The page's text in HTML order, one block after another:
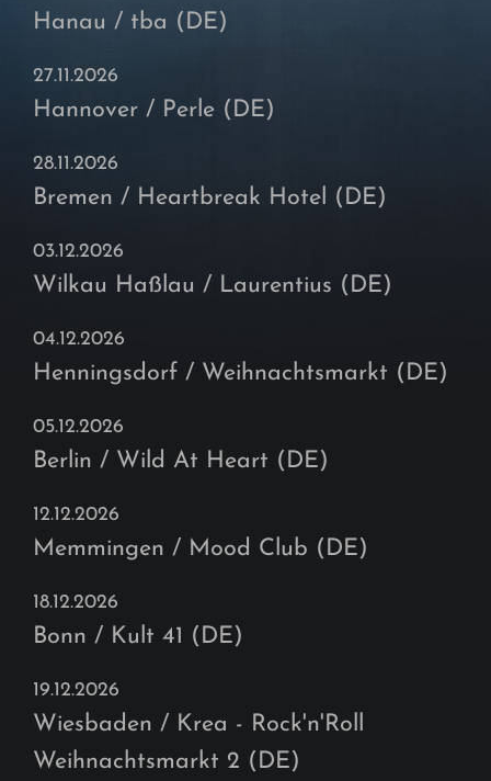
Hanau / tba (DE)
27.11.2026
Hannover / Perle (DE)
28.11.2026
Bremen / Heartbreak Hotel (DE)
03.12.2026
Wilkau Haßlau / Laurentius (DE)
04.12.2026
Henningsdorf / Weihnachtsmarkt (DE)
05.12.2026
Berlin / Wild At Heart (DE)
12.12.2026
Memmingen / Mood Club (DE)
18.12.2026
Bonn / Kult 41 (DE)
19.12.2026
Wiesbaden / Krea - Rock'n'Roll
Weihnachtsmarkt 2 (DE)